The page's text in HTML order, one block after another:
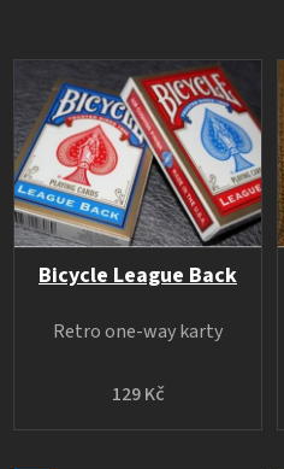
Bicycle League Back
129 Kč
Retro one-way karty